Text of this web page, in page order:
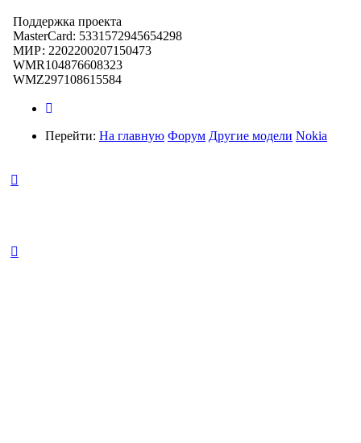
Поддержка проекта
MasterCard: 5331572945654298
МИР: 2202200207150473
WMR104876608323
WMZ297108615584
Перейти: На главную Форум Другие модели Nokia